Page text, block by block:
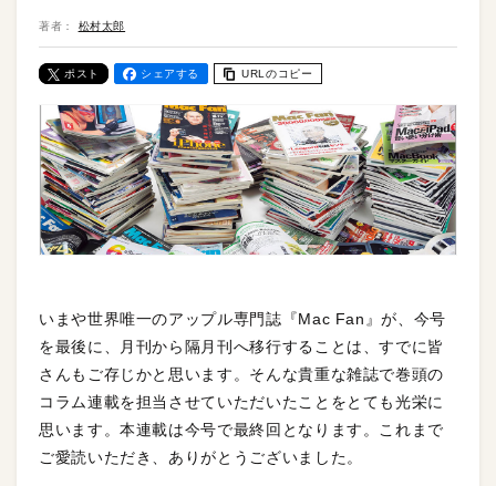
著者： 松村太郎
ポスト シェアする URLのコピー
いまや世界唯一のアップル専門誌『Mac Fan』が、今号
を最後に、月刊から隔月刊へ移行することは、すでに皆
さんもご存じかと思います。そんな貴重な雑誌で巻頭の
コラム連載を担当させていただいたことをとても光栄に
思います。本連載は今号で最終回となります。これまで
ご愛読いただき、ありがとうございました。